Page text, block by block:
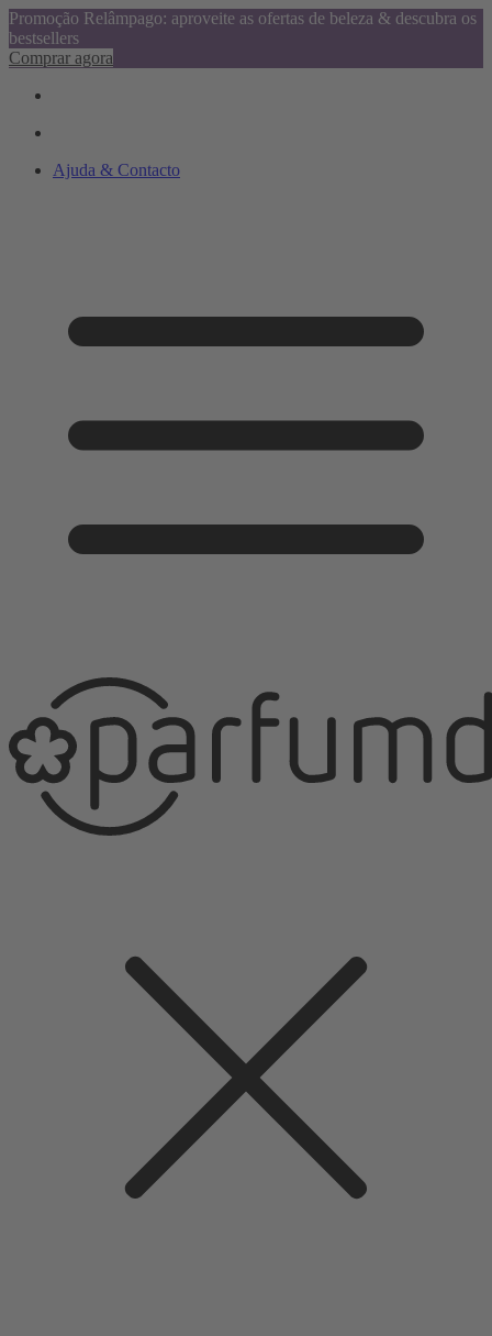
Promoção Relâmpago: aproveite as ofertas de beleza & descubra os
bestsellers
Comprar agora
Ajuda & Contacto